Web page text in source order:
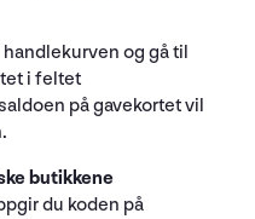
og gå til
i feltet
på gavekortet vil
butikkene
du koden på